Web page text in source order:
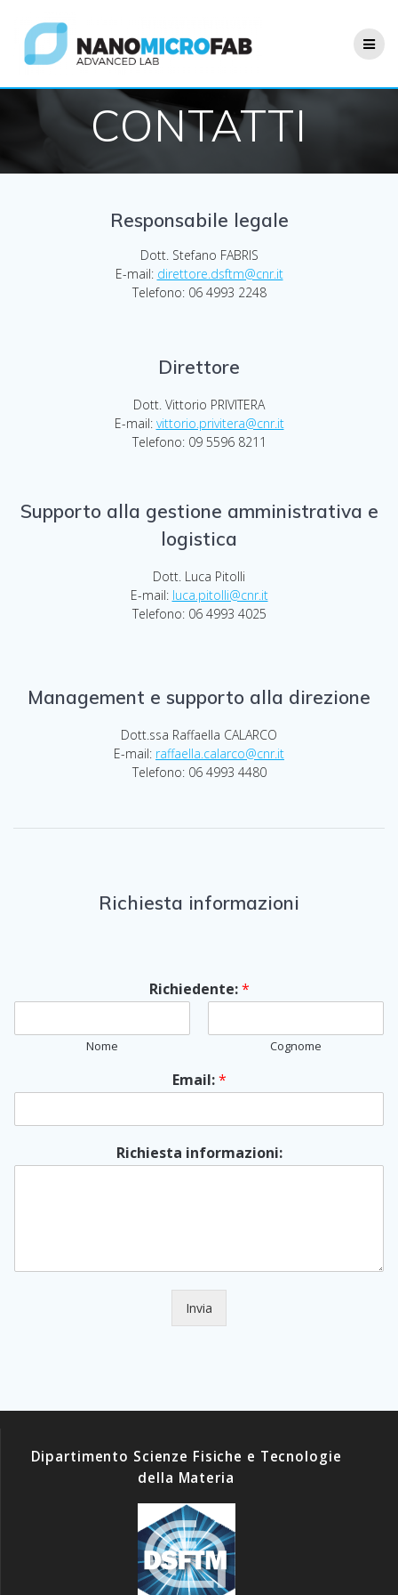
contenuto
CONTATTI
Responsabile legale
Dott. Stefano FABRIS
E-mail: direttore.dsftm@cnr.it
Telefono: 06 4993 2248
Direttore
Dott. Vittorio PRIVITERA
E-mail: vittorio.privitera@cnr.it
Telefono: 09 5596 8211
Supporto alla gestione amministrativa e
logistica
Dott. Luca Pitolli
E-mail: luca.pitolli@cnr.it
Telefono: 06 4993 4025
Management e supporto alla direzione
Dott.ssa Raffaella CALARCO
E-mail: raffaella.calarco@cnr.it
Telefono: 06 4993 4480
Richiesta informazioni
Richiedente:*
Nome Cognome
Email:*
Richiesta informazioni:
Invia
Dipartimento Scienze Fisiche e Tecnologie
della Materia